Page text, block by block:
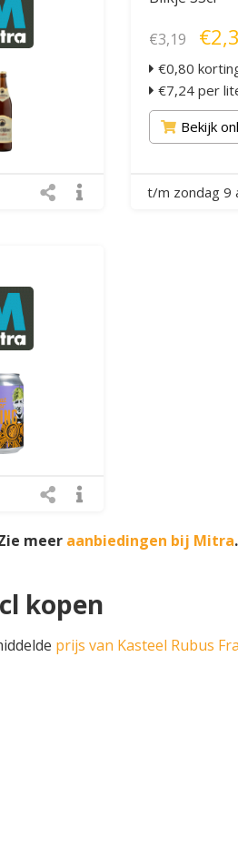
€3,19
€0,80
€7,24 per
Bekijk
t/m zondag 9
meer aanbiedingen bij Mitra.
kopen
prijs van Kasteel Rubus